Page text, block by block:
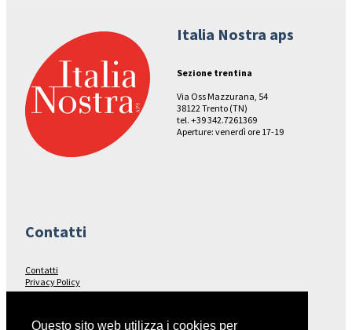
Italia Nostra aps
Sezione trentina
Via Oss Mazzurana, 54
38122 Trento (TN)
tel. +39 342.7261369
Aperture: venerdì ore 17-19
Contatti
Contatti
Privacy Policy
Seguici su…
Questo sito web utilizza i cookies per